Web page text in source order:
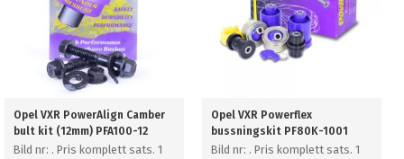
Opel VXR PowerAlign Camber
bult kit (12mm) PFA100-12
Bild nr: . Pris komplett sats. 1
Opel VXR Powerflex
bussningskit PF80K-1001
Bild nr: . Pris komplett sats. 1